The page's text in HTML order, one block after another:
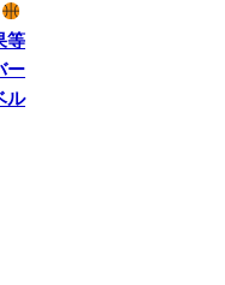
等
ー
ル